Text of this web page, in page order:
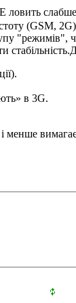
ловить
(GSM,
в 3G.